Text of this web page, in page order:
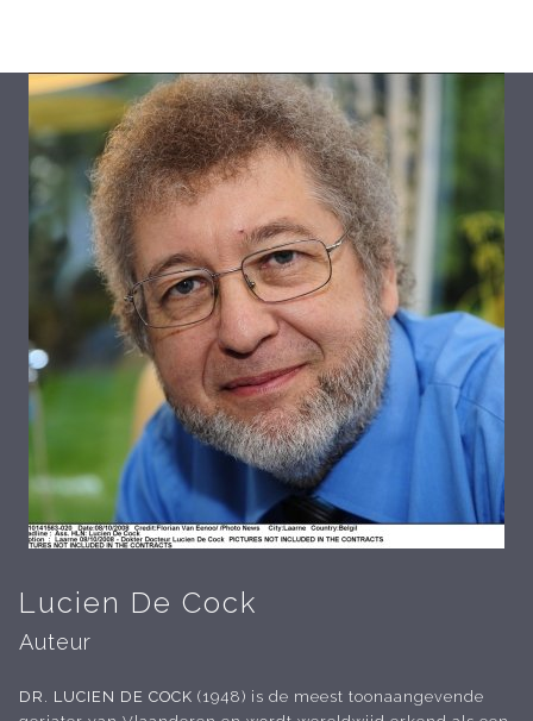
Lucien De Cock
Auteur
DR. LUCIEN DE COCK (1948) is de meest toonaangevende